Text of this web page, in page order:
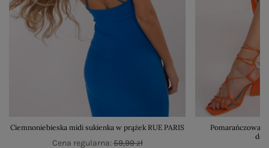
Ciemnoniebieska midi sukienka w prążek RUE PARIS
Cena regularna:59,99 zł
Pomarańczowa